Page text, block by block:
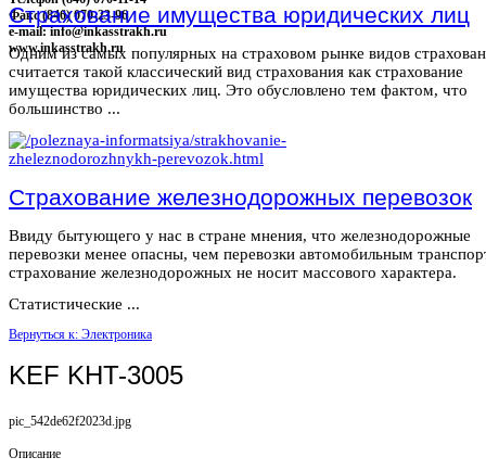
Факс (846) 070-23-96
e-mail: info@inkasstrakh.ru
www.inkasstrakh.ru
Страхование имущества юридических лиц
Одним из самых популярных на страховом рынке видов
считается такой классический вид страхования как страхование
имущества юридических лиц. Это обусловлено тем фактом, что
большинство ...
Страхование железнодорожных перевозок
Ввиду бытующего у нас в стране мнения, что железнодорожные
перевозки менее опасны, чем перевозки автомобильным
страхование железнодорожных не носит массового характера.
Статистические ...
Вернуться к: Электроника
KEF KHT-3005
pic_542de62f2023d.jpg
Описание